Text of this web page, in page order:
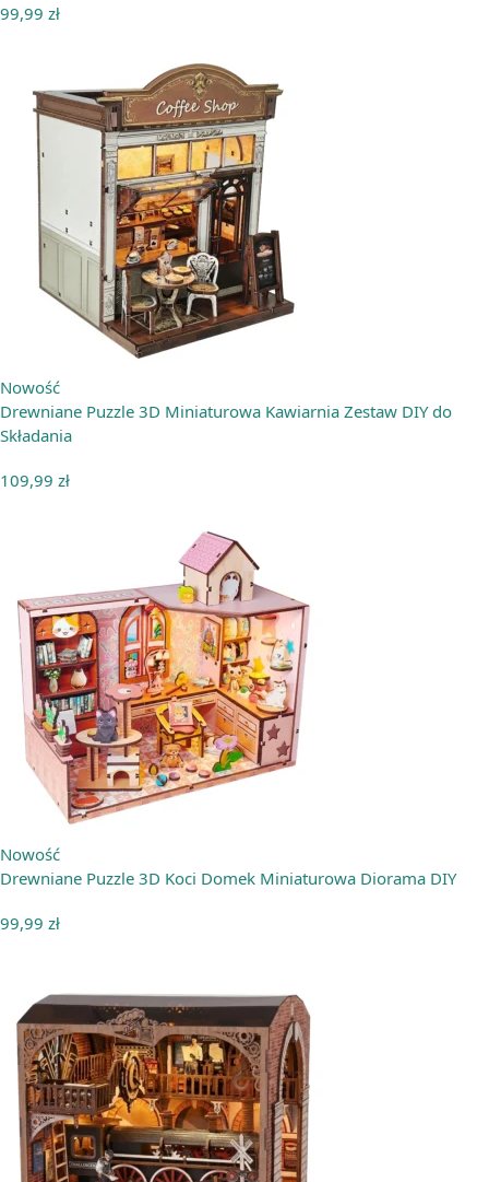
99,99 zł
Nowość
Drewniane Puzzle 3D Miniaturowa Kawiarnia Zestaw DIY do
Składania
109,99 zł
Nowość
Drewniane Puzzle 3D Koci Domek Miniaturowa Diorama DIY
99,99 zł